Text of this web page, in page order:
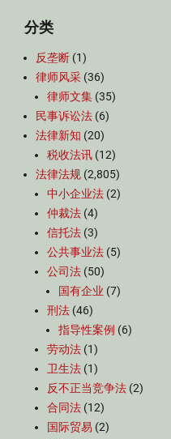
分类
反垄断 (1)
律师风采 (36)
律师文集 (35)
民事诉讼法 (6)
法律新知 (20)
税收法讯 (12)
法律法规 (2,805)
中小企业法 (2)
仲裁法 (4)
信托法 (3)
公共事业法 (5)
公司法 (50)
国有企业 (7)
刑法 (46)
指导性案例 (6)
劳动法 (1)
卫生法 (1)
反不正当竞争法 (2)
合同法 (12)
国际贸易 (2)